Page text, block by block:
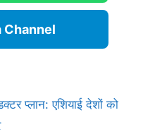
Channel
प्लान: एशियाई देशों को